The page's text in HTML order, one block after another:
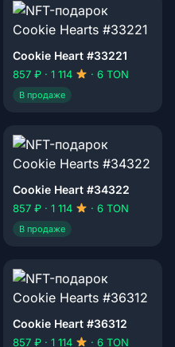
Cookie Heart #33221
857 ₽ · 1 114 · 6 TON
В продаже
Cookie Heart #34322
857 ₽ · 1 114 · 6 TON
В продаже
Cookie Heart #36312
857 ₽ · 1 114 · 6 TON